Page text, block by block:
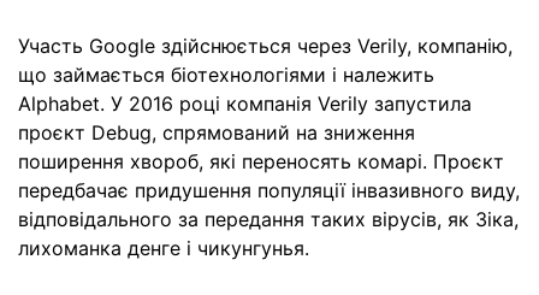
Участь Google здійснюється через Verily, компанію,
що займається біотехнологіями і належить
Alphabet. У 2016 році компанія Verily запустила
проєкт Debug, спрямований на зниження
поширення хвороб, які переносять комарі. Проєкт
передбачає придушення популяції інвазивного виду,
відповідального за передання таких вірусів, як Зіка,
лихоманка денге і чикунгунья.